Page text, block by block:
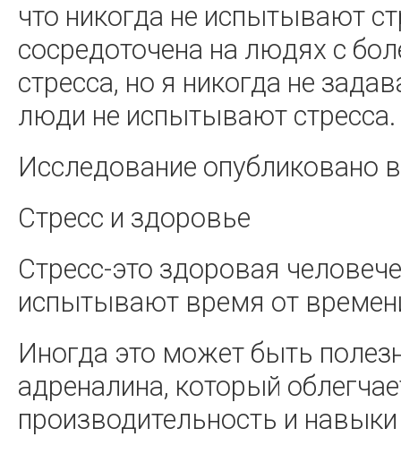
что никогда не испытывают
сосредоточена на людях с
стресса, но я никогда не
люди не испытывают
Исследование опубликовано
Стресс и здоровье
Стресс-это здоровая
испытывают время от
Иногда это может быть
адреналина, который
производительность и